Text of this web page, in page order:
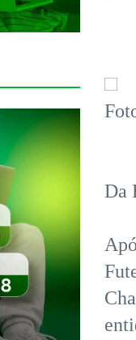
Da